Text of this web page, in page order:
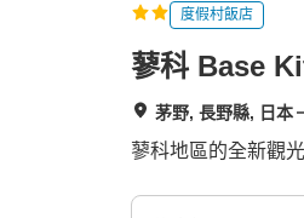
度假村飯店
蓼科 Base
茅野, 長野縣, 日本
蓼科地區的全新觀